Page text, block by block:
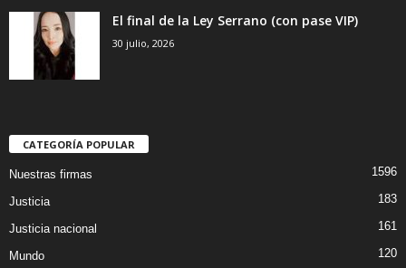
El final de la Ley Serrano (con pase VIP)
30 julio, 2026
CATEGORÍA POPULAR
Nuestras firmas 1596
Justicia 183
Justicia nacional 161
Mundo 120